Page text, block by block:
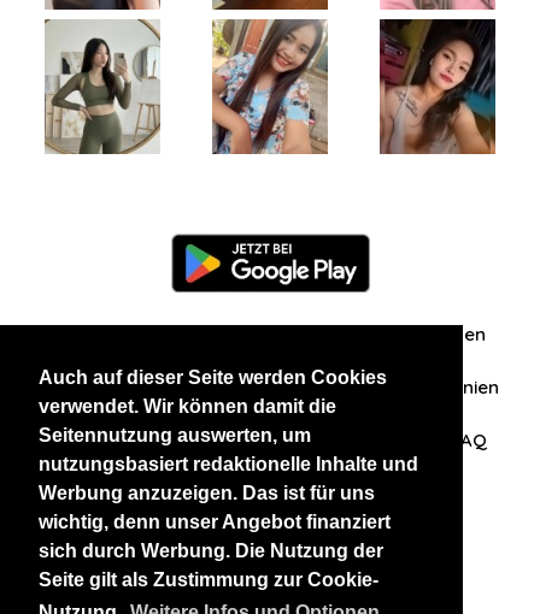
Auch auf dieser Seite werden Cookies
verwendet. Wir können damit die
Seitennutzung auswerten, um
nutzungsbasiert redaktionelle Inhalte und
Werbung anzuzeigen. Das ist für uns
wichtig, denn unser Angebot finanziert
sich durch Werbung. Die Nutzung der
Seite gilt als Zustimmung zur Cookie-
Zuschriften/Erfahrungen
Datenschutzerklärung AGB Datenschutzrichtlinien
Nehmen Sie Kontakt mit uns auf FAQ
Unsere anderen Websites
BlackAndBeauties RussianKisses